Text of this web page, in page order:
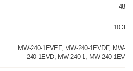
48
10.3
MW-240-1EVEF, MW-240-1EVDF, MW-
240-1EVD, MW-240-1, MW-240-1EV